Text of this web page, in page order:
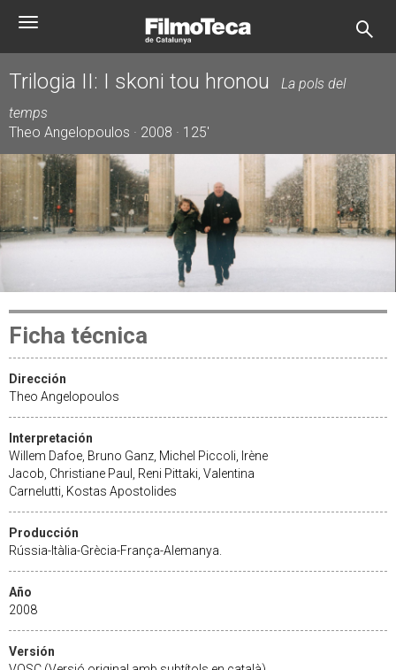
Toggle
Trilogia II: I skoni tou hronou
La pols del
temps
Theo Angelopoulos · 2008 · 125'
Ficha técnica
Dirección
Theo Angelopoulos
Interpretación
Willem Dafoe, Bruno Ganz, Michel Piccoli, Irène
Jacob, Christiane Paul, Reni Pittaki, Valentina
Carnelutti, Kostas Apostolides
Producción
Rússia-Itàlia-Grècia-França-Alemanya.
Año
2008
Versión